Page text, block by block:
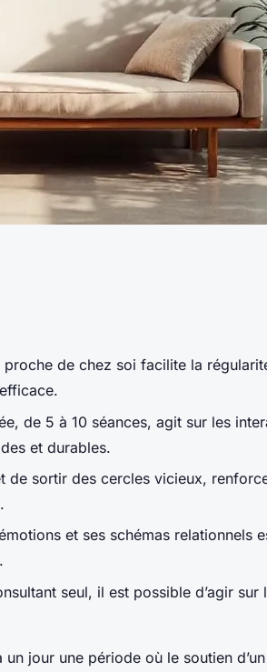
proche de chez soi facilite la
de 5 à 10 séances, agit sur les
et durables.
de sortir des cercles vicieux,
et ses schémas relationnels
seul, il est possible d’agir sur
jour une période où le soutien d’un